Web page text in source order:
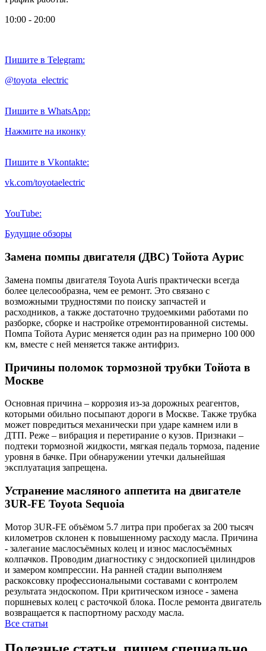
10:00 - 20:00
Пишите в Telegram:
@toyota_electric
Пишите в WhatsApp:
Нажмите на иконку
Пишите в Vkontakte:
vk.com/toyotaelectric
YouTube:
Будущие обзоры
Замена помпы двигателя (ДВС) Тойота Аурис
Замена помпы двигателя Toyota Auris практически всегда
более целесообразна, чем ее ремонт. Это связано с
возможными трудностями по поиску запчастей и
расходников, а также достаточно трудоемкими работами по
разборке, сборке и настройке отремонтированной системы.
Помпа Тойота Аурис меняется один раз на примерно 100 000
км, вместе с ней меняется также антифриз.
Причины поломок тормозной трубки Тойота в
Москве
Основная причина – коррозия из-за дорожных реагентов,
которыми обильно посыпают дороги в Москве. Также трубка
может повредиться механически при ударе камнем или в
ДТП. Реже – вибрация и перетирание о кузов. Признаки –
подтеки тормозной жидкости, мягкая педаль тормоза, падение
уровня в бачке. При обнаружении утечки дальнейшая
эксплуатация запрещена.
Устранение масляного аппетита на двигателе
3UR-FE Toyota Sequoia
Мотор 3UR-FE объёмом 5.7 литра при пробегах за 200 тысяч
километров склонен к повышенному расходу масла. Причина
- залегание маслосъёмных колец и износ маслосъёмных
колпачков. Проводим диагностику с эндоскопией цилиндров
и замером компрессии. На ранней стадии выполняем
раскоксовку профессиональными составами с контролем
результата эндоскопом. При критическом износе - замена
поршневых колец с расточкой блока. После ремонта двигатель
возвращается к паспортному расходу масла.
Все статьи